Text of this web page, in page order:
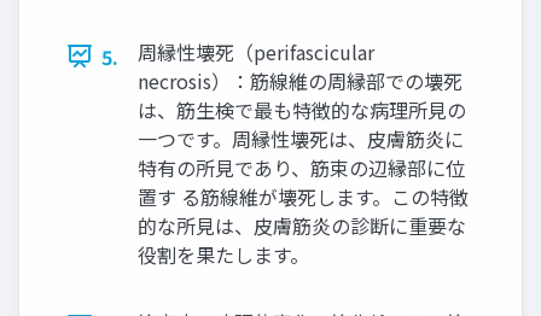
5.
周縁性壊死（perifascicular
necrosis）：筋線維の周縁部での壊死
は、筋生検で最も特徴的な病理所見の
一つです。周縁性壊死は、皮膚筋炎に
特有の所見であり、筋束の辺縁部に位
置す る筋線維が壊死します。この特徴
的な所見は、皮膚筋炎の診断に重要な
役割を果たします。